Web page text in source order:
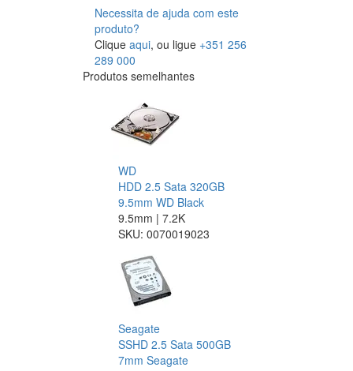
Necessita de ajuda com este
produto?
Clique aqui, ou ligue +351 256
289 000
Produtos semelhantes
WD
HDD 2.5 Sata 320GB
9.5mm WD Black
9.5mm | 7.2K
SKU: 0070019023
Seagate
SSHD 2.5 Sata 500GB
7mm Seagate